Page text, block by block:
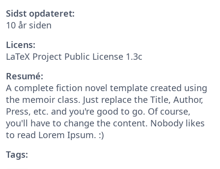
Sidst opdateret:
10 år siden
Licens:
LaTeX Project Public License 1.3c
Resumé:
A complete fiction novel template created using
the memoir class. Just replace the Title, Author,
Press, etc. and you're good to go. Of course,
you'll have to change the content. Nobody likes
to read Lorem Ipsum. :)
Tags: